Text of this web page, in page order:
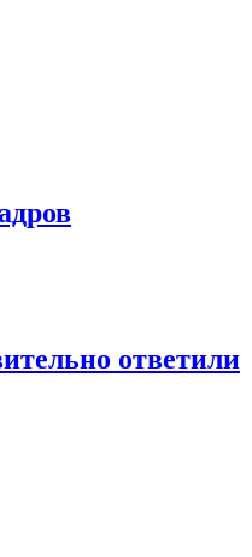
ответили